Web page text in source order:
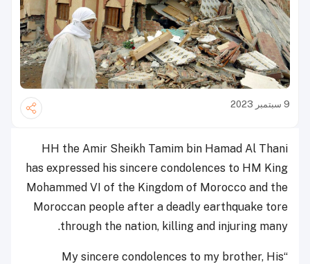
9 سبتمبر 2023
HH the Amir Sheikh Tamim bin Hamad Al Thani
has expressed his sincere condolences to HM King
Mohammed VI of the Kingdom of Morocco and the
Moroccan people after a deadly earthquake tore
through the nation, killing and injuring many.
“My sincere condolences to my brother, His